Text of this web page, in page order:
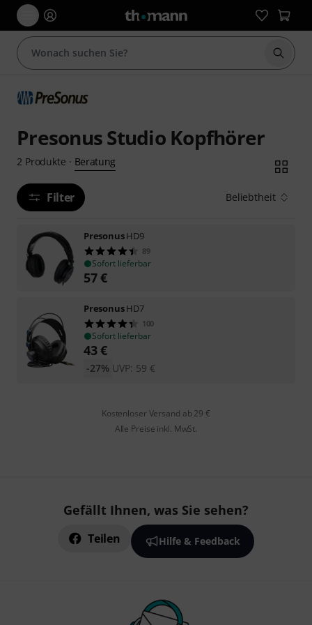
Suche
Presonus Studio Kopfhörer
2 Produkte · Beratung
Filter Beliebtheit
PresonusHD9
89
Sofort lieferbar
57€
PresonusHD7
100
Sofort lieferbar
43€
UVP: 59 €
-27%
Kostenloser Versand ab 29 €
Alle Preise inkl. MwSt.
Gefällt Ihnen, was Sie sehen?
Teilen Hilfe & Feedback